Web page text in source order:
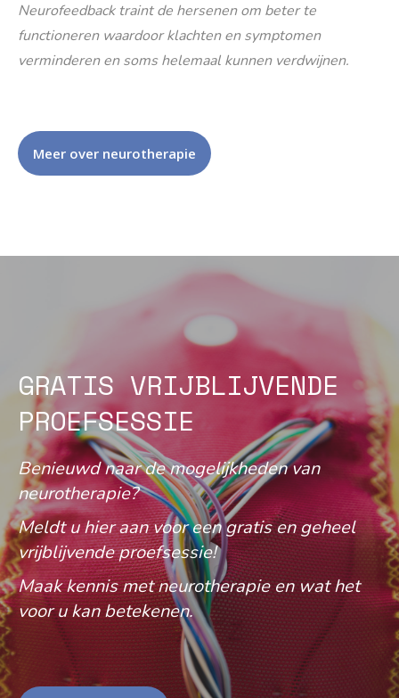
Neurofeedback traint de hersenen om beter te
functioneren waardoor klachten en symptomen
verminderen en soms helemaal kunnen verdwijnen.
Meer over neurotherapie
GRATIS VRIJBLIJVENDE
PROEFSESSIE
Benieuwd naar de mogelijkheden van
neurotherapie?
Meldt u hier aan voor een gratis en geheel
vrijblijvende proefsessie!
Maak kennis met neurotherapie en wat het
voor u kan betekenen.